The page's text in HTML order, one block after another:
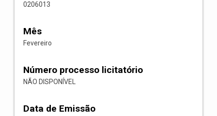
0206013
Mês
Fevereiro
Número processo licitatório
NÃO DISPONÍVEL
Data de Emissão